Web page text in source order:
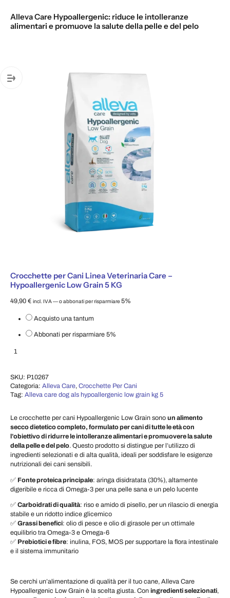
Alleva Care Hypoallergenic: riduce le intolleranze
alimentari e promuove la salute della pelle e del pelo
Crocchette per Cani Linea Veterinaria Care –
Hypoallergenic Low Grain 5 KG
49,90 € incl. IVA—o abbonati per risparmiare 5%
Acquisto una tantum
Abbonati per risparmiare 5%
Crocchette per Cani Linea Veterinaria Care – Hypoallergenic Low Grain 5
SKU: P10267
Categoria: Alleva Care, Crocchette Per Cani
Tag: Alleva care dog als hypoallergenic low grain kg 5
Le crocchette per cani Hypoallergenic Low Grain sono un alimento
secco dietetico completo, formulato per cani di tutte le età con
l’obiettivo di ridurre le intolleranze alimentari e promuovere la salute
della pelle e del pelo. Questo prodotto si distingue per l’utilizzo di
ingredienti selezionati e di alta qualità, ideali per soddisfare le esigenze
nutrizionali dei cani sensibili.
✅ Fonte proteica principale: aringa disidratata (30%), altamente
digeribile e ricca di Omega-3 per una pelle sana e un pelo lucente
✅ Carboidrati di qualità: riso e amido di pisello, per un rilascio di energia
stabile e un ridotto indice glicemico
✅ Grassi benefici: olio di pesce e olio di girasole per un ottimale
equilibrio tra Omega-3 e Omega-6
✅ Prebiotici e fibre: inulina, FOS, MOS per supportare la flora intestinale
e il sistema immunitario
Se cerchi un’alimentazione di qualità per il tuo cane, Alleva Care
Hypoallergenic Low Grain è la scelta giusta. Con ingredienti selezionati,